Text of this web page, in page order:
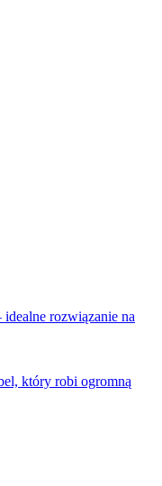
rozwiązanie na
który robi ogromną